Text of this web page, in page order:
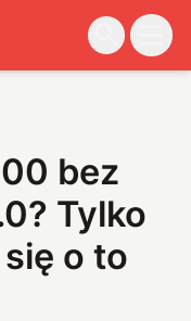
bez
Tylko
o to